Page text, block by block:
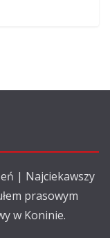
| Najciekawszy
prasowym
w Koninie.